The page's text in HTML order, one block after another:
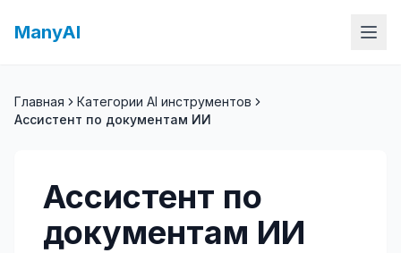
ManyAI
Главная
Категории AI инструментов
Ассистент по документам ИИ
Ассистент по
документам ИИ